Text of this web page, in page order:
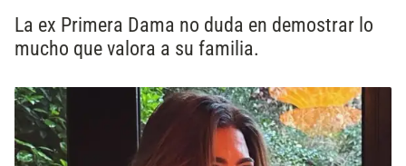
La ex Primera Dama no duda en demostrar lo
mucho que valora a su familia.